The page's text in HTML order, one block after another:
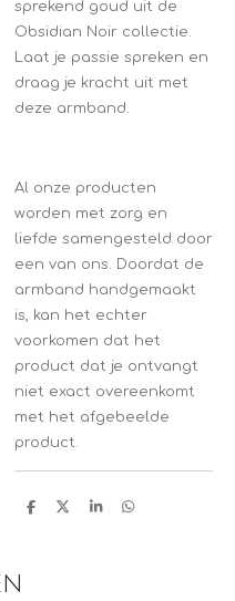
sprekend goud uit de
Obsidian Noir collectie.
Laat je passie spreken en
draag je kracht uit met
deze armband.
Al onze producten
worden met zorg en
liefde samengesteld door
een van ons. Doordat de
armband handgemaakt
is, kan het echter
voorkomen dat het
product dat je ontvangt
niet exact overeenkomt
met het afgebeelde
product.
D
D
S
D